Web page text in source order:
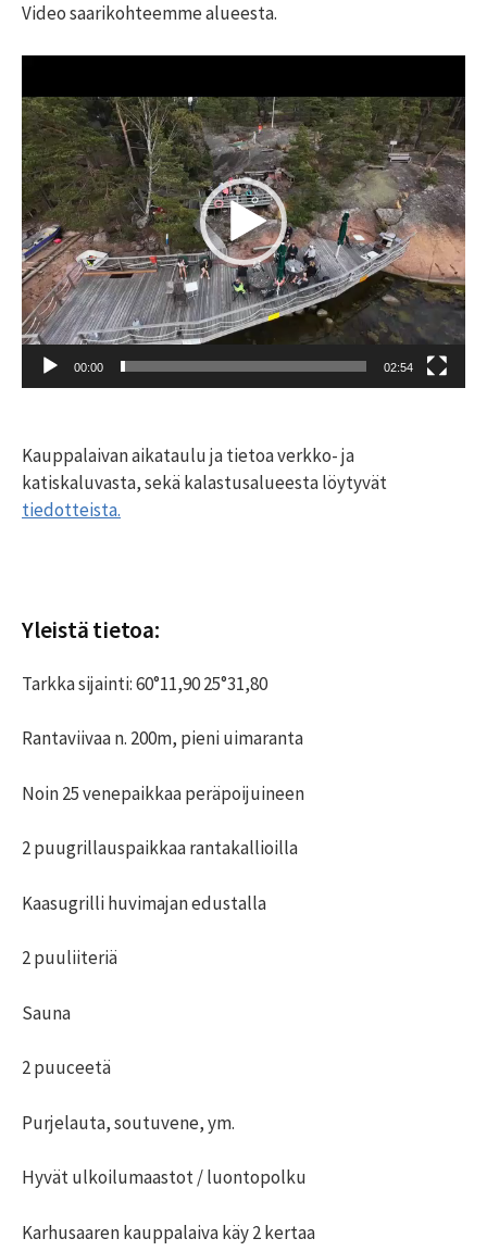
Video saarikohteemme alueesta.
00:00 02:54
Kauppalaivan aikataulu ja tietoa verkko- ja
katiskaluvasta, sekä kalastusalueesta löytyvät
tiedotteista.
Yleistä tietoa:
Tarkka sijainti: 60°11,90 25°31,80
Rantaviivaa n. 200m, pieni uimaranta
Noin 25 venepaikkaa peräpoijuineen
2 puugrillauspaikkaa rantakallioilla
Kaasugrilli huvimajan edustalla
2 puuliiteriä
Sauna
2 puuceetä
Purjelauta, soutuvene, ym.
Hyvät ulkoilumaastot / luontopolku
Karhusaaren kauppalaiva käy 2 kertaa